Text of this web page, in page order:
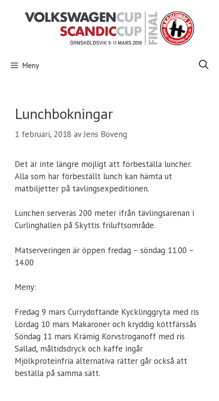
Meny
Lunchbokningar
1 februari, 2018 avJens Boveng
Det är inte längre möjligt att förbeställa luncher.
Alla som har förbeställt lunch kan hämta ut
matbiljetter på tävlingsexpeditionen.
Lunchen serveras 200 meter ifrån tävlingsarenan i
Curlinghallen på Skyttis friluftsområde.
Matserveringen är öppen fredag – söndag 11.00 –
14.00
Meny:
Fredag 9 mars Currydoftande Kycklinggryta med ris
Lördag 10 mars Makaroner och kryddig köttfärssås
Söndag 11 mars Krämig Korvstroganoff med ris
Sallad, måltidsdryck och kaffe ingår
Mjölkproteinfria alternativa rätter går också att
beställa på samma sätt.